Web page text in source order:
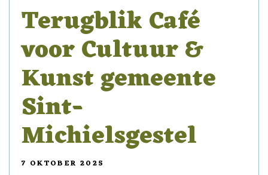
Terugblik Café
voor Cultuur &
Kunst gemeente
Sint-
Michielsgestel
7 OKTOBER 2025